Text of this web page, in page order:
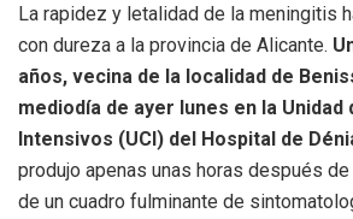
La rapidez y letalidad de la meningitis
con dureza a la provincia de Alicante.
años, vecina de la localidad de
mediodía de ayer lunes en la Unidad
Intensivos (UCI) del Hospital de
produjo apenas unas horas después
de un cuadro fulminante de